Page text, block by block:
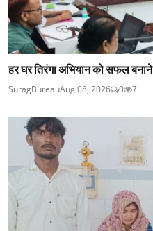
हर घर तिरंगा अभियान को सफल
SuragBureauAug 08, 2026 0 7